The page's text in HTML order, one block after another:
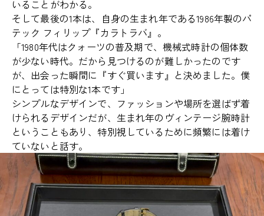
いることがわかる。
そして最後の1本は、自身の生まれ年である1986年製のパ
テック フィリップ『カラトラバ』。
「1980年代はクォーツの普及期で、機械式時計の個体数
が少ない時代。だから見つけるのが難しかったのです
が、出会った瞬間に『すぐ買います』と決めました。僕
にとっては特別な1本です」
シンプルなデザインで、ファッションや場所を選ばず着
けられるデザインだが、生まれ年のヴィンテージ腕時計
ということもあり、特別視しているために頻繁には着け
ていないと話す。